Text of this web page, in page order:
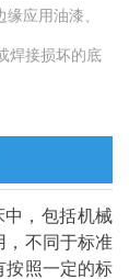
应用油漆、
焊接损坏的底
，包括机械
，不同于标准
按照一定的标